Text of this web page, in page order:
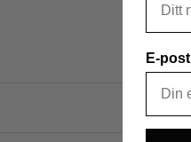
E-post